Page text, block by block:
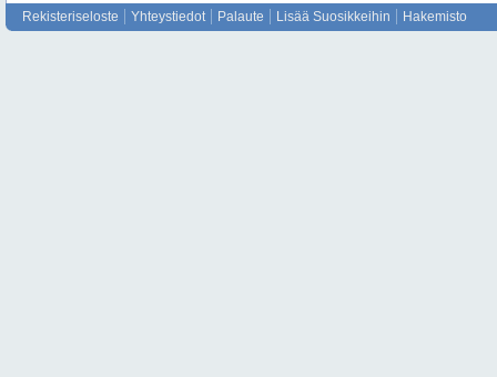
Rekisteriseloste Yhteystiedot Palaute Lisää Suosikkeihin Hakemisto